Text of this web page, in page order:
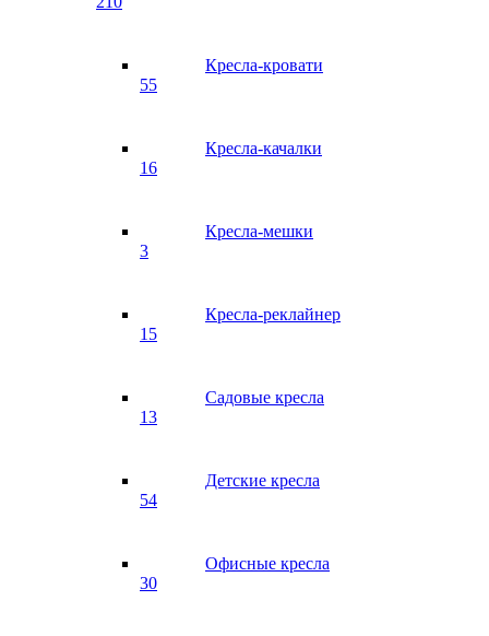
Кресла-кровати
55
Кресла-качалки
16
Кресла-мешки
3
Кресла-реклайнер
15
Садовые кресла
13
Детские кресла
54
Офисные кресла
30